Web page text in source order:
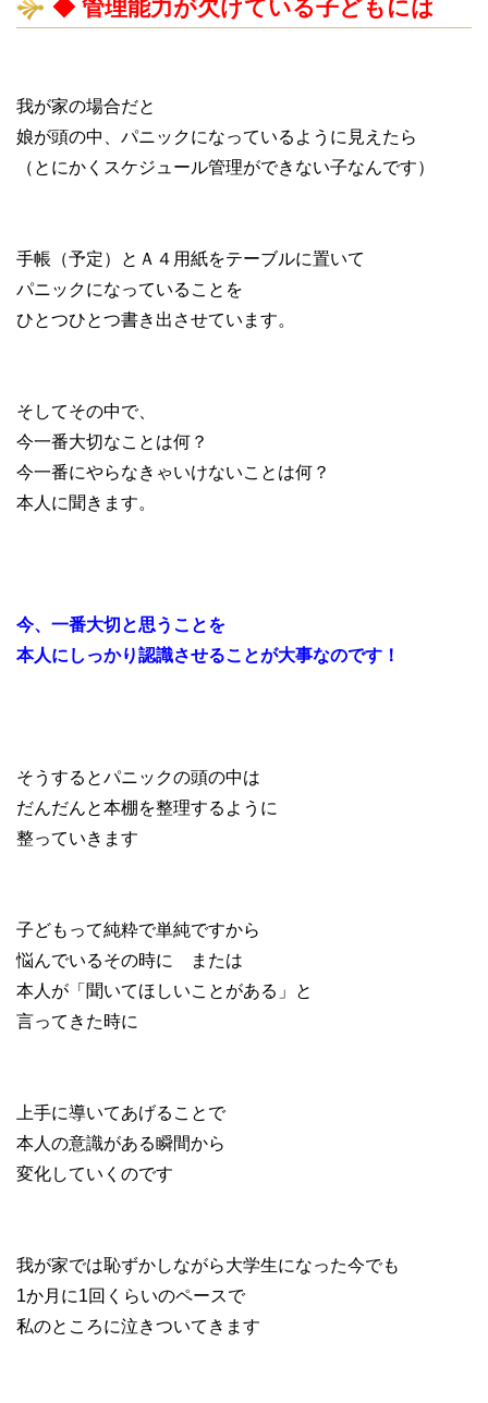
◆ 管理能力が欠けている子どもには
我が家の場合だと
娘が頭の中、パニックになっているように見えたら
（とにかくスケジュール管理ができない子なんです）
手帳（予定）とＡ４用紙をテーブルに置いて
パニックになっていることを
ひとつひとつ書き出させています。
そしてその中で、
今一番大切なことは何？
今一番にやらなきゃいけないことは何？
本人に聞きます。
今、一番大切と思うことを
本人にしっかり認識させることが大事なのです！
そうするとパニックの頭の中は
だんだんと本棚を整理するように
整っていきます
子どもって純粋で単純ですから
悩んでいるその時に または
本人が「聞いてほしいことがある」と
言ってきた時に
上手に導いてあげることで
本人の意識がある瞬間から
変化していくのです
我が家では恥ずかしながら大学生になった今でも
1か月に1回くらいのペースで
私のところに泣きついてきます